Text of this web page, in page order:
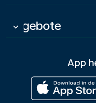
Angebote
keyboard_arrow_down
App